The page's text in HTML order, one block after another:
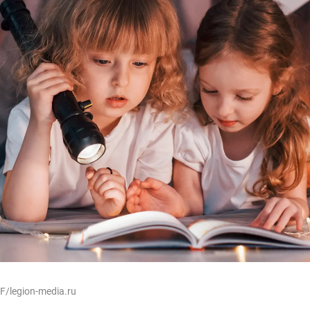
legion-media.ru